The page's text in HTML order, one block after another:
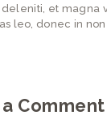
et magna
leo, donec in
Comment